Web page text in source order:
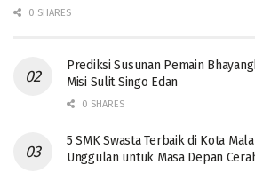
0 SHARES
Prediksi Susunan Pemain
Misi Sulit Singo Edan
0 SHARES
5 SMK Swasta Terbaik di Kota
Unggulan untuk Masa Depan